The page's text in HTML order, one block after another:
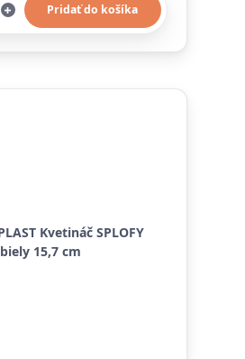
Pridať do košíka